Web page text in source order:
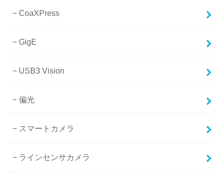
CoaXPress
GigE
USB3 Vision
偏光
スマートカメラ
ラインセンサカメラ